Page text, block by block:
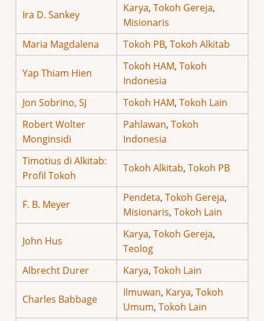
Ira D. Sankey
Karya, Tokoh Gereja,
Misionaris
Maria Magdalena
Tokoh PB, Tokoh Alkitab
Yap Thiam Hien
Tokoh HAM, Tokoh
Indonesia
Jon Sobrino, SJ
Tokoh HAM, Tokoh Lain
Robert Wolter
Monginsidi
Pahlawan, Tokoh
Indonesia
Timotius di Alkitab:
Profil Tokoh
Tokoh Alkitab, Tokoh PB
F. B. Meyer
Pendeta, Tokoh Gereja,
Misionaris, Tokoh Lain
John Hus
Karya, Tokoh Gereja,
Teolog
Albrecht Durer
Karya, Tokoh Lain
Charles Babbage
Ilmuwan, Karya, Tokoh
Umum, Tokoh Lain